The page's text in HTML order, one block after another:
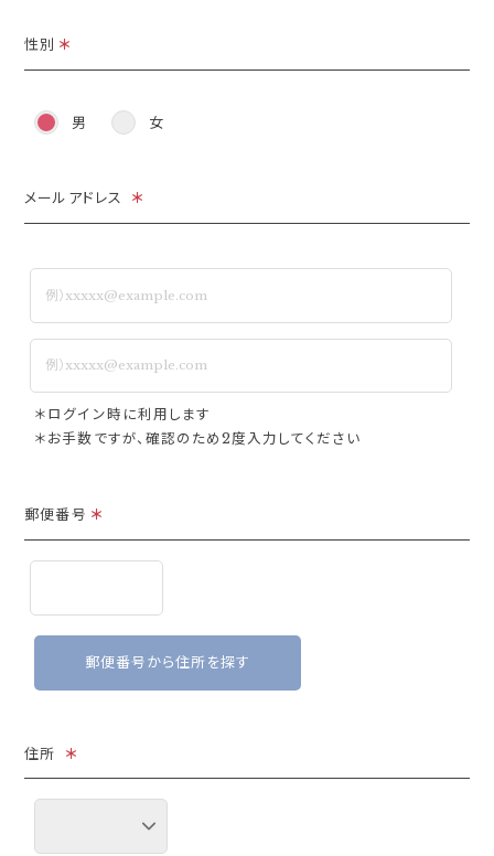
性別 ＊
男 女
メールアドレス ＊
＊ログイン時に利用します
＊お手数ですが、確認のため2度入力してください
郵便番号 ＊
郵便番号から住所を探す
住所 ＊